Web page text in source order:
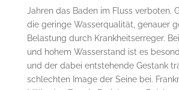
Jahren das Baden im Fluss verboten.
die geringe Wasserqualität, genauer
Belastung durch Krankheitserreger.
und hohem Wasserstand ist es
und der dabei entstehende Gestank
schlechten Image der Seine bei.